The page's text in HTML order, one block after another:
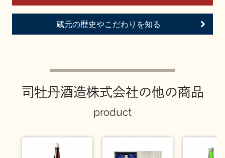
イベント情報
地酒蔵元会WEB展示会 地酒蔵元会利酒会
蔵元の歴史やこだわりを知る
司牡丹酒造株式会社の他の商品
product